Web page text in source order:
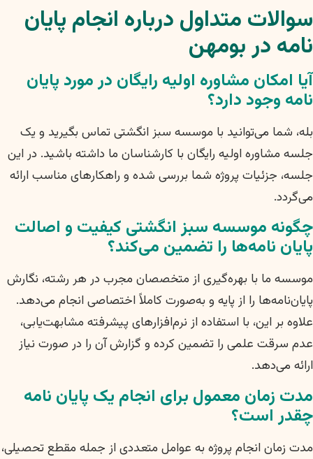
سوالات متداول درباره انجام پایان
نامه در بومهن
آیا امکان مشاوره اولیه رایگان در مورد پایان
نامه وجود دارد؟
بله، شما می‌توانید با موسسه سبز انگشتی تماس بگیرید و یک
جلسه مشاوره اولیه رایگان با کارشناسان ما داشته باشید. در این
جلسه، جزئیات پروژه شما بررسی شده و راهکارهای مناسب ارائه
می‌گردد.
چگونه موسسه سبز انگشتی کیفیت و اصالت
پایان نامه‌ها را تضمین می‌کند؟
موسسه ما با بهره‌گیری از متخصصان مجرب در هر رشته، نگارش
پایان‌نامه‌ها را از پایه و به‌صورت کاملاً اختصاصی انجام می‌دهد.
علاوه بر این، با استفاده از نرم‌افزارهای پیشرفته مشابهت‌یابی،
عدم سرقت علمی را تضمین کرده و گزارش آن را در صورت نیاز
ارائه می‌دهد.
مدت زمان معمول برای انجام یک پایان نامه
چقدر است؟
مدت زمان انجام پروژه به عوامل متعددی از جمله مقطع تحصیلی،